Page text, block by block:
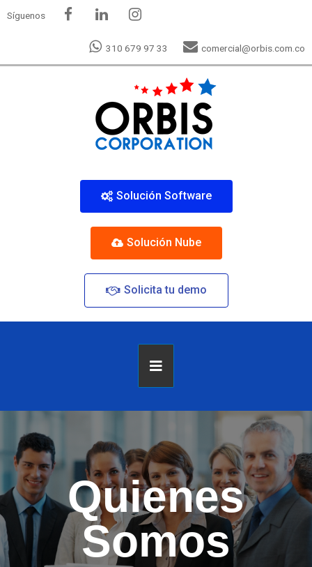
Síguenos
310 679 97 33 comercial@orbis.com.co
Solución Software
Solución Nube
Solicita tu demo
Quienes
Somos